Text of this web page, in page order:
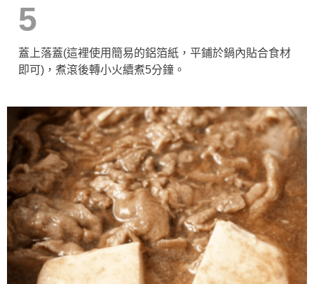
5
蓋上落蓋(這裡使用簡易的鋁箔紙，平鋪於鍋內貼合食材
即可)，煮滾後轉小火續煮5分鐘。